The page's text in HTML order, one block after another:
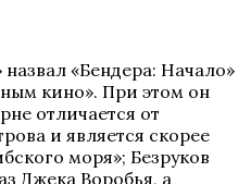
«Бендера: Начало»
кино». При этом он
отличается от
и является скорее
моря»; Безруков
Джека Воробья, а